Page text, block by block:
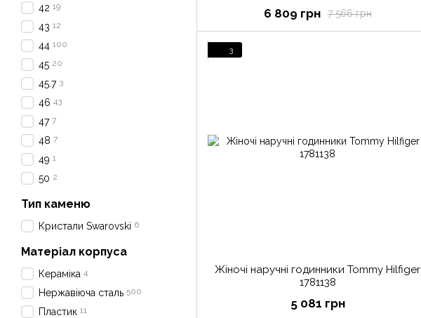
7 566 грн
6 809 грн
3
Жіночі наручні годинники Tommy Hilfiger
1781138
5 081 грн
42 19
43 12
44 100
45 20
45.7 3
46 43
47 7
48 7
49 1
50 2
Тип каменю
Кристали Swarovski 6
Матеріал корпуса
Кераміка 4
Нержавіюча сталь 500
Пластик 11